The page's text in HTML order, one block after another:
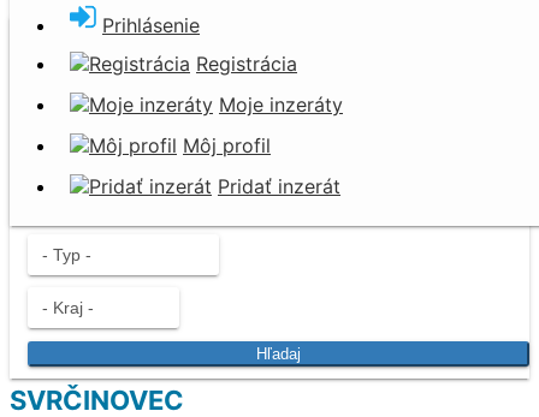
Prihlásenie
Registrácia
Moje inzeráty
Môj profil
Pridať inzerát
Darujem za odvoz
Nevyhadzujte. Darujte!
Hľadaj
SVRČINOVEC